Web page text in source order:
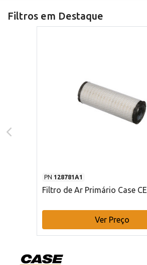
Filtros em Destaque
PN 128781A1
Filtro de Ar Primário Case CE
Ver Preço